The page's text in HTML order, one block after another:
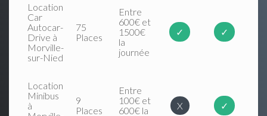
Location
Car
Autocar-
Drive à
Morville-
sur-Nied
75
Places
Entre
600€ et
1500€
la
journée
✓ ✓
Location
Minibus
à
9
Places
Entre
100€ et
600€ la
X ✓